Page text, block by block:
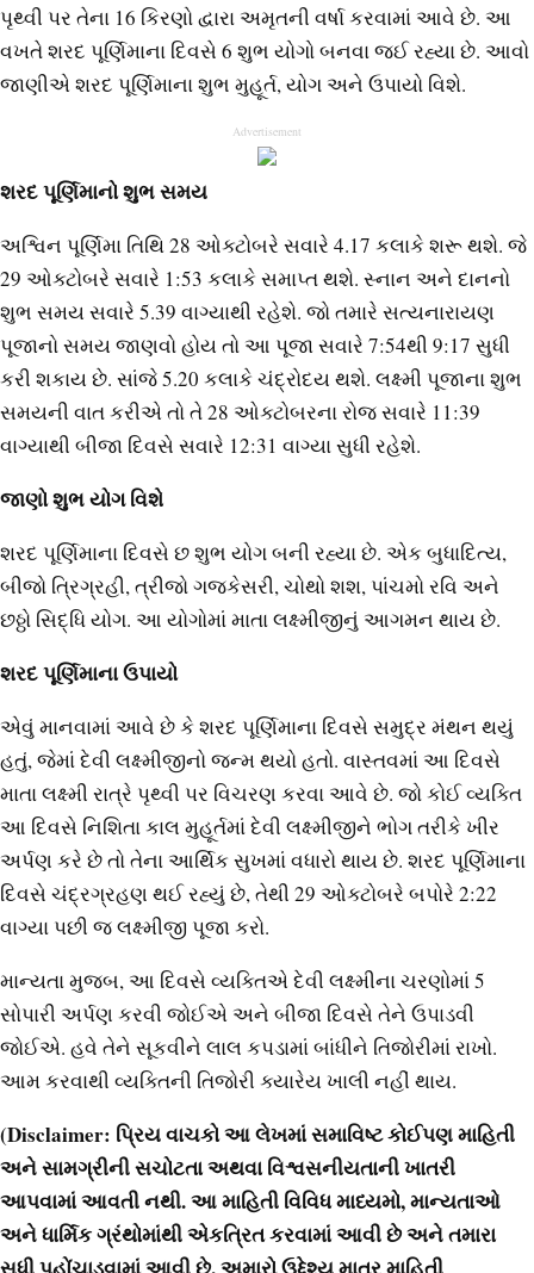
પૃથ્વી પર તેના 16 કિરણો દ્વારા અમૃતની વર્ષા કરવામાં આવે છે. આ
વખતે શરદ પૂર્ણિમાના દિવસે 6 શુભ યોગો બનવા જઈ રહ્યા છે. આવો
જાણીએ શરદ પૂર્ણિમાના શુભ મુહૂર્ત, યોગ અને ઉપાયો વિશે.
Advertisement
શરદ પૂર્ણિમાનો શુભ સમય
અશ્વિન પૂર્ણિમા તિથિ 28 ઓક્ટોબરે સવારે 4.17 કલાકે શરૂ થશે. જે
29 ઓક્ટોબરે સવારે 1:53 કલાકે સમાપ્ત થશે. સ્નાન અને દાનનો
શુભ સમય સવારે 5.39 વાગ્યાથી રહેશે. જો તમારે સત્યનારાયણ
પૂજાનો સમય જાણવો હોય તો આ પૂજા સવારે 7:54થી 9:17 સુધી
કરી શકાય છે. સાંજે 5.20 કલાકે ચંદ્રોદય થશે. લક્ષ્મી પૂજાના શુભ
સમયની વાત કરીએ તો તે 28 ઓક્ટોબરના રોજ સવારે 11:39
વાગ્યાથી બીજા દિવસે સવારે 12:31 વાગ્યા સુધી રહેશે.
જાણો શુભ યોગ વિશે
શરદ પૂર્ણિમાના દિવસે છ શુભ યોગ બની રહ્યા છે. એક બુધાદિત્ય,
બીજો ત્રિગ્રહી, ત્રીજો ગજકેસરી, ચોથો શશ, પાંચમો રવિ અને
છઠ્ઠો સિદ્ધિ યોગ. આ યોગોમાં માતા લક્ષ્મીજીનું આગમન થાય છે.
શરદ પૂર્ણિમાના ઉપાયો
એવું માનવામાં આવે છે કે શરદ પૂર્ણિમાના દિવસે સમુદ્ર મંથન થયું
હતું, જેમાં દેવી લક્ષ્મીજીનો જન્મ થયો હતો. વાસ્તવમાં આ દિવસે
માતા લક્ષ્મી રાત્રે પૃથ્વી પર વિચરણ કરવા આવે છે. જો કોઈ વ્યક્તિ
આ દિવસે નિશિતા કાલ મુહૂર્તમાં દેવી લક્ષ્મીજીને ભોગ તરીકે ખીર
અર્પણ કરે છે તો તેના આર્થિક સુખમાં વધારો થાય છે. શરદ પૂર્ણિમાના
દિવસે ચંદ્રગ્રહણ થઈ રહ્યું છે, તેથી 29 ઓક્ટોબરે બપોરે 2:22
વાગ્યા પછી જ લક્ષ્મીજી પૂજા કરો.
માન્યતા મુજબ, આ દિવસે વ્યક્તિએ દેવી લક્ષ્મીના ચરણોમાં 5
સોપારી અર્પણ કરવી જોઈએ અને બીજા દિવસે તેને ઉપાડવી
જોઈએ. હવે તેને સૂકવીને લાલ કપડામાં બાંધીને તિજોરીમાં રાખો.
આમ કરવાથી વ્યક્તિની તિજોરી ક્યારેય ખાલી નહીં થાય.
(Disclaimer: પ્રિય વાચકો આ લેખમાં સમાવિષ્ટ કોઈપણ માહિતી
અને સામગ્રીની સચોટતા અથવા વિશ્વસનીયતાની ખાતરી
આપવામાં આવતી નથી. આ માહિતી વિવિધ માધ્યમો, માન્યતાઓ
અને ધાર્મિક ગ્રંથોમાંથી એકત્રિત કરવામાં આવી છે અને તમારા